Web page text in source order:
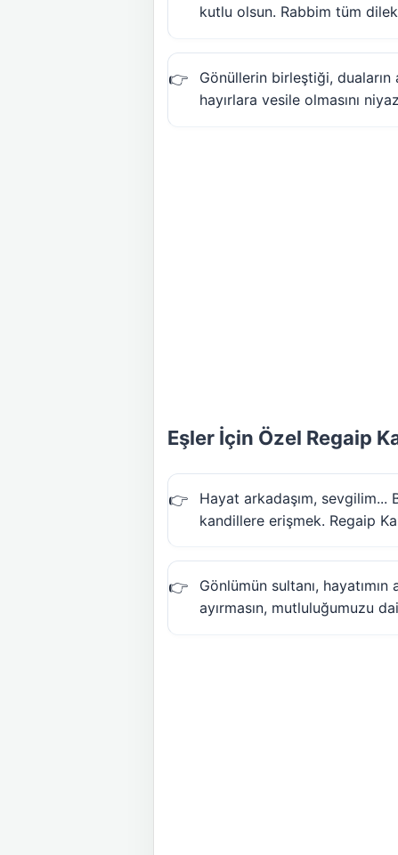
kutlu olsun. Rabbim tüm
Gönüllerin birleştiği,
hayırlara vesile olmasını
Eşler İçin Özel Regaip
Hayat arkadaşım,
kandillere erişmek. Regaip
Gönlümün sultanı,
ayırmasın, mutluluğumuzu